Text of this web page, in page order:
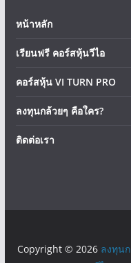
หน้าหลัก
เรียนฟรี คอร์สหุ้นวีไอ
คอร์สหุ้น VI TURN PRO
ลงทุนกล้วยๆ คือใคร?
ติดต่อเรา
Copyright © 2026 ลงทุน